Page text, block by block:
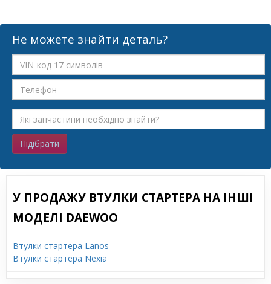
Не можете знайти деталь?
Підібрати
У ПРОДАЖУ ВТУЛКИ СТАРТЕРА НА ІНШІ
МОДЕЛІ DAEWOO
Втулки стартера Lanos
Втулки стартера Nexia